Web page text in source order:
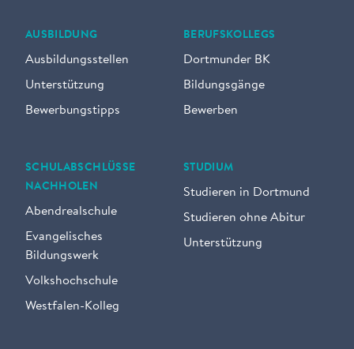
AUSBILDUNG
Ausbildungsstellen
Unterstützung
Bewerbungstipps
BERUFSKOLLEGS
Dortmunder BK
Bildungsgänge
Bewerben
SCHULABSCHLÜSSE
NACHHOLEN
Abendrealschule
Evangelisches
Bildungswerk
Volkshochschule
Westfalen-Kolleg
STUDIUM
Studieren in Dortmund
Studieren ohne Abitur
Unterstützung